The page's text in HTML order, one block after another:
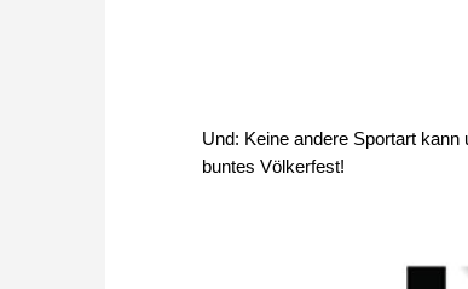
Und: Keine andere Sportart
buntes Völkerfest!